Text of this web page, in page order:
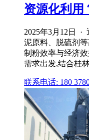
资源化利用
2025年3月12日 ·
泥原料、脱硫剂
制粉效率与经济
需求出发,结合桂
联系电话: 180